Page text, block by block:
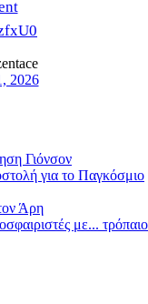
2026
Γιόνσον
για το Παγκόσμιο
Άρη
με... τρόπαιο